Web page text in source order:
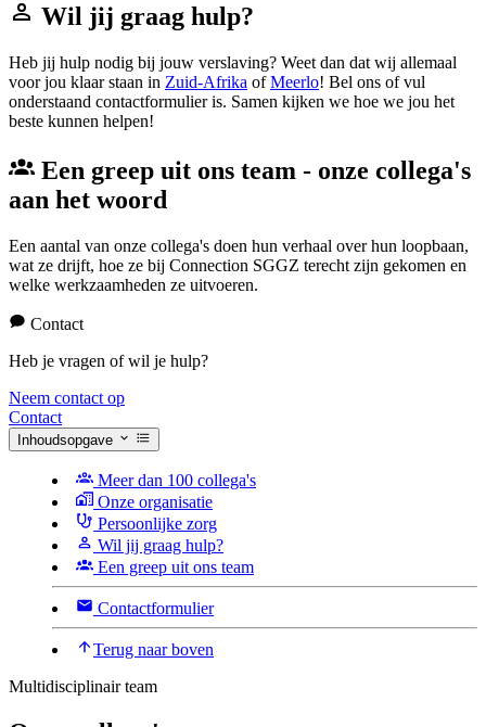
Wil jij graag hulp?
Heb jij hulp nodig bij jouw verslaving? Weet dan dat wij allemaal
voor jou klaar staan in Zuid-Afrika ofMeerlo! Bel ons of vul
onderstaand contactformulier is. Samen kijken we hoe we jou het
beste kunnen helpen!
Een greep uit ons team - onze collega's
aan het woord
Een aantal van onze collega's doen hun verhaal over hun loopbaan,
wat ze drijft, hoe ze bij Connection SGGZ terecht zijn gekomen en
welke werkzaamheden ze uitvoeren.
Contact
Heb je vragen of wil je hulp?
Neem contact op
Contact
Inhoudsopgave
Meer dan 100 collega's
Onze organisatie
Persoonlijke zorg
Wil jij graag hulp?
Een greep uit ons team
Contactformulier
Terug naar boven
Multidisciplinair team